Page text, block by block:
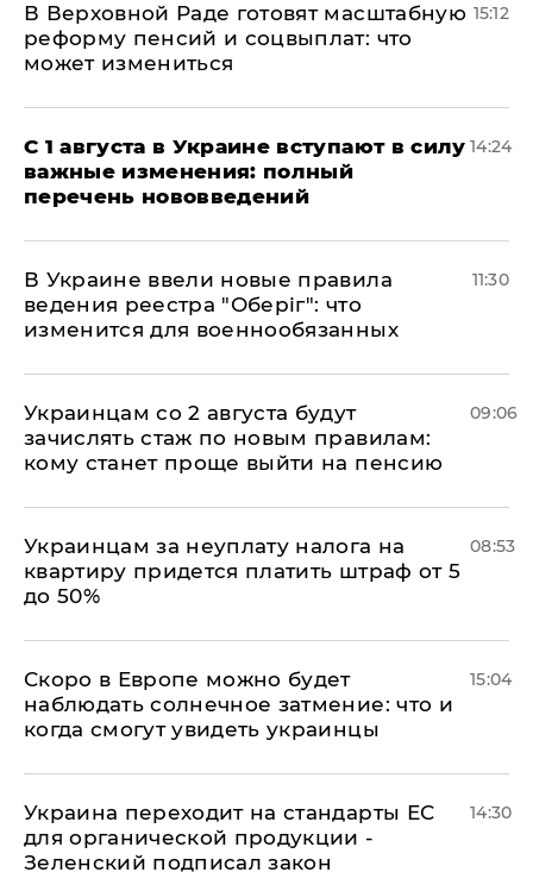
В Верховной Раде готовят масштабную
реформу пенсий и соцвыплат: что
может измениться
15:12
С 1 августа в Украине вступают в силу
важные изменения: полный
перечень нововведений
14:24
В Украине ввели новые правила
ведения реестра "Оберіг": что
изменится для военнообязанных
11:30
Украинцам со 2 августа будут
зачислять стаж по новым правилам:
кому станет проще выйти на пенсию
09:06
Украинцам за неуплату налога на
квартиру придется платить штраф от 5
до 50%
08:53
Скоро в Европе можно будет
наблюдать солнечное затмение: что и
когда смогут увидеть украинцы
15:04
Украина переходит на стандарты ЕС
для органической продукции -
Зеленский подписал закон
14:30